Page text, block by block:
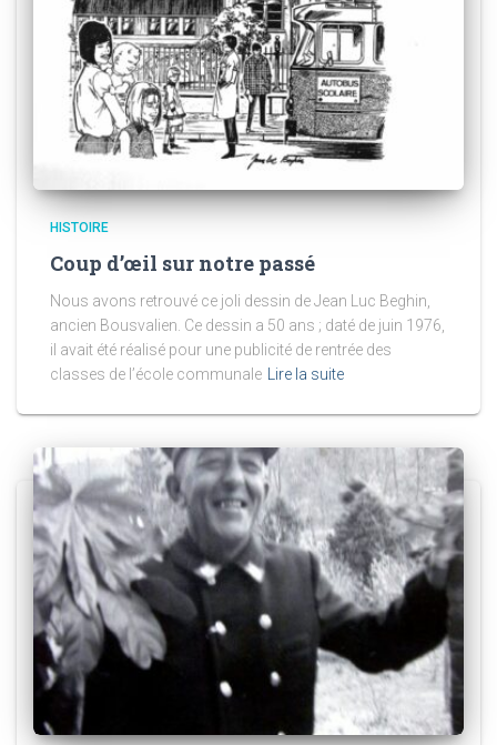
HISTOIRE
Coup d’œil sur notre passé
Nous avons retrouvé ce joli dessin de Jean Luc Beghin,
ancien Bousvalien. Ce dessin a 50 ans ; daté de juin 1976,
il avait été réalisé pour une publicité de rentrée des
classes de l’école communale
Lire la suite